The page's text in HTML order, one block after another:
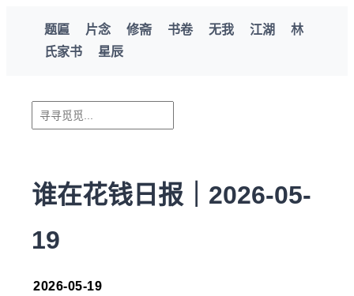
题匾 片念 修斋 书卷 无我 江湖
林
氏家书
星辰
谁在花钱日报｜2026-05-
19
2026-05-19